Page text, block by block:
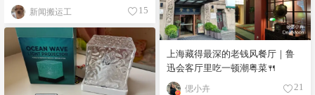
新闻搬运工 15
上海藏得最深的老钱风餐厅｜鲁
迅会客厅里吃一顿潮粤菜🍴
偲小卉 21